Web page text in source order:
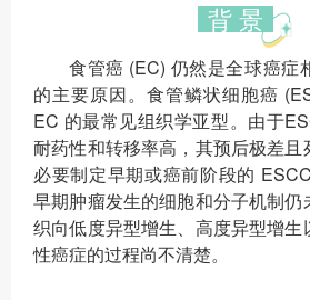
背 景
食管癌 (EC) 仍然是全球癌症
的主要原因。食管鳞状细胞癌
EC 的最常见组织学亚型。由于
耐药性和转移率高，其预后极差
必要制定早期或癌前阶段的
早期肿瘤发生的细胞和分子机制仍
织向低度异型增生、高度异型增
性癌症的过程尚不清楚。